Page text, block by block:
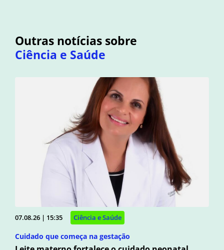
Outras notícias sobre
Ciência e Saúde
07.08.26 | 15:35 Ciência e Saúde
Cuidado que começa na gestação